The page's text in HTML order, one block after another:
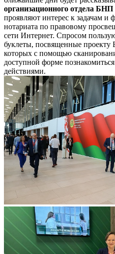
организационного отдела
проявляют интерес к задачам
нотариата по правовому
сети Интернет. Спросом
буклеты, посвященные
которых с помощью
доступной форме
действиями.